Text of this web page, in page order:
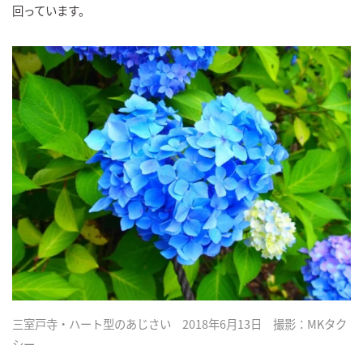
回っています。
三室戸寺・ハート型のあじさい 2018年6月13日 撮影：MKタク